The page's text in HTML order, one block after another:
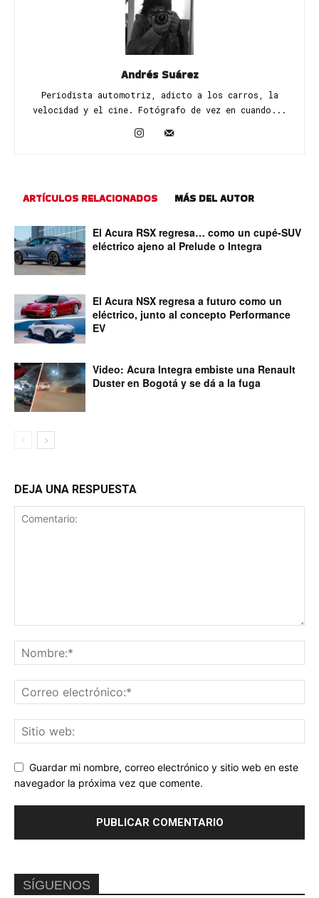
Andrés Suárez
Periodista automotriz, adicto a los carros, la
velocidad y el cine. Fotógrafo de vez en cuando...
ARTÍCULOS RELACIONADOS MÁS DEL AUTOR
El Acura RSX regresa… como un cupé-SUV
eléctrico ajeno al Prelude o Integra
El Acura NSX regresa a futuro como un
eléctrico, junto al concepto Performance
EV
Video: Acura Integra embiste una Renault
Duster en Bogotá y se dá a la fuga
DEJA UNA RESPUESTA
Guardar mi nombre, correo electrónico y sitio web en este
navegador la próxima vez que comente.
SÍGUENOS